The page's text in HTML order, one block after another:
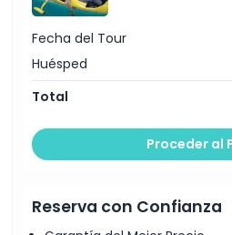
Fecha del Tour
Huésped
Total
Proceder al
Reserva con Confianza